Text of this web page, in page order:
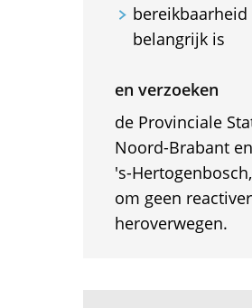
belangrijk is
en verzoeken
de Provinciale
Noord-Brabant
's-
om geen
heroverwegen.